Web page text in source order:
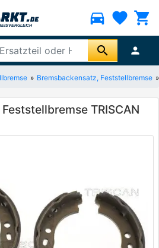
directions_car favorite shopping_cart
search person
Bremsbackensatz, Feststellbremse
TRISCAN